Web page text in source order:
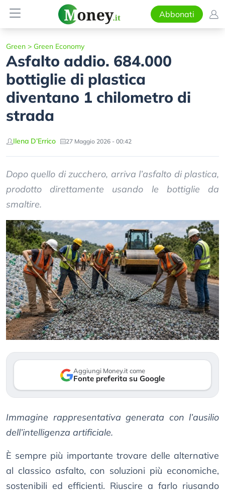
Abbonati
Green > Green Economy
Asfalto addio. 684.000
bottiglie di plastica
diventano 1 chilometro di
strada
Ilena D’Errico 27 Maggio 2026 - 00:42
Dopo quello di zucchero, arriva l’asfalto di plastica,
prodotto direttamente usando le bottiglie da
smaltire.
Aggiungi Money.it come
Fonte preferita su Google
Immagine rappresentativa generata con l’ausilio
dell’intelligenza artificiale.
È sempre più importante trovare delle alternative
al classico asfalto, con soluzioni più economiche,
sostenibili ed efficienti. Riuscire a farlo riusando